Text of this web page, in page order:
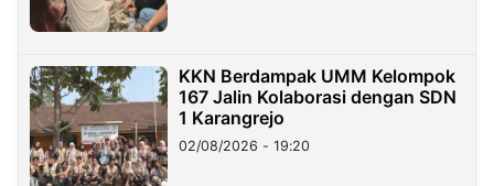
KKN Berdampak UMM Kelompok
167 Jalin Kolaborasi dengan SDN
1 Karangrejo
02/08/2026 - 19:20